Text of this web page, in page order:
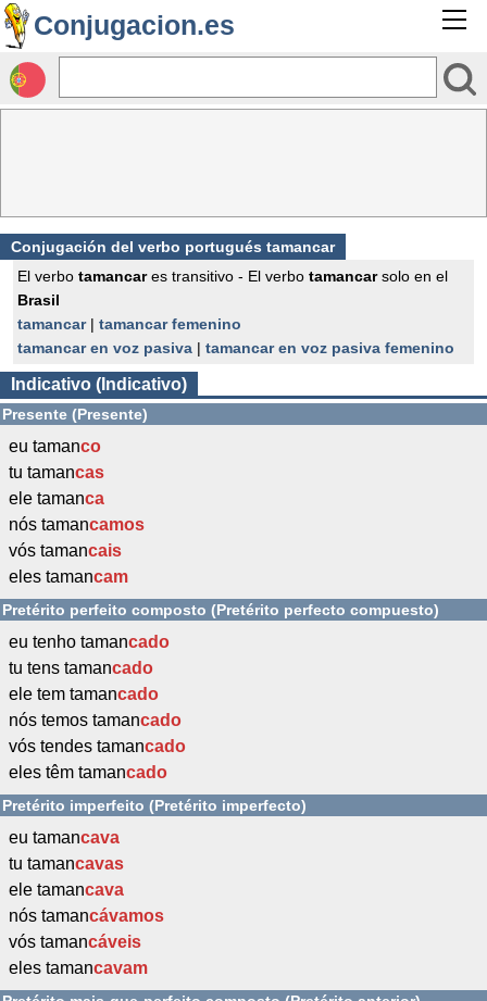
Conjugacion.es
Conjugación del verbo portugués tamancar
El verbo tamancares transitivo - El verbo tamancarsolo en el
Brasil
tamancar| tamancar femenino
tamancar en voz pasiva | tamancar en voz pasiva femenino
Indicativo (Indicativo)
Presente (Presente)
eu tamanco
tu tamancas
ele tamanca
nós tamancamos
vós tamancais
eles tamancam
Pretérito perfeito composto (Pretérito perfecto compuesto)
eu tenho tamancado
tu tens tamancado
ele tem tamancado
nós temos tamancado
vós tendes tamancado
eles têm tamancado
Pretérito imperfeito (Pretérito imperfecto)
eu tamancava
tu tamancavas
ele tamancava
nós tamancávamos
vós tamancáveis
eles tamancavam